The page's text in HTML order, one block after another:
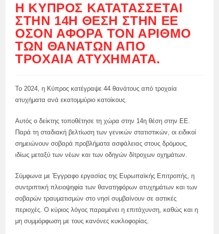
Η ΚΎΠΡΟΣ ΚΑΤΑΤΆΣΣΕΤΑΙ
ΣΤΗΝ 14Η ΘΈΣΗ ΣΤΗΝ ΕΕ
ΌΣΟΝ ΑΦΟΡΆ ΤΟΝ ΑΡΙΘΜΌ
ΤΩΝ ΘΑΝΆΤΩΝ ΑΠΌ
ΤΡΟΧΑΊΑ ΑΤΥΧΉΜΑΤΑ.
Το 2024, η Κύπρος κατέγραψε 44 θανάτους από τροχαία
ατυχήματα ανά εκατομμύριο κατοίκους.
Αυτός ο δείκτης τοποθέτησε τη χώρα στην 14η θέση στην ΕΕ.
Παρά τη σταδιακή βελτίωση των γενικών στατιστικών, οι ειδικοί
σημειώνουν σοβαρά προβλήματα ασφάλειας στους δρόμους,
ιδίως μεταξύ των νέων και των οδηγών δίτροχων οχημάτων.
Σύμφωνα με Έγγραφο εργασίας της Ευρωπαϊκής Επιτροπής, η
συντριπτική πλειοψηφία των θανατηφόρων ατυχημάτων και των
σοβαρών τραυματισμών στο νησί συμβαίνουν σε αστικές
περιοχές. Ο κύριος λόγος παραμένει η επιτάχυνση, καθώς και η
μη συμμόρφωση με τους κανόνες κυκλοφορίας.